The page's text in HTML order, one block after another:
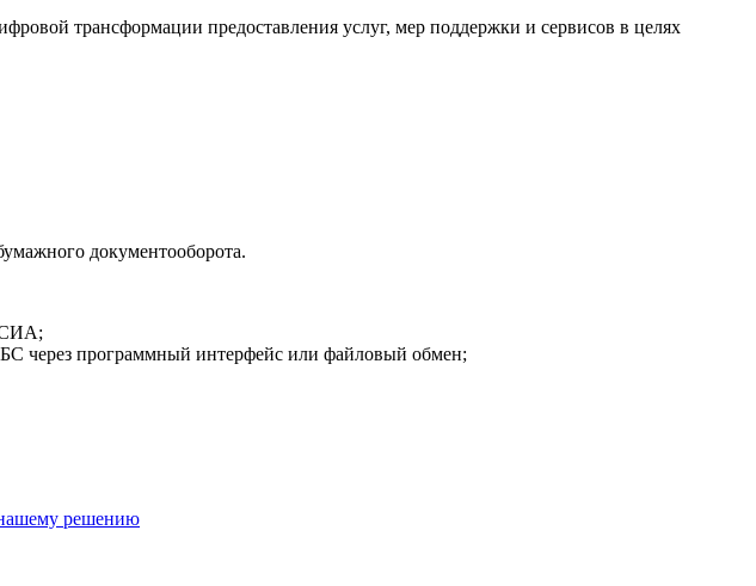
трансформации предоставления услуг, мер поддержки и сервисов в целях
документооборота.
через программный интерфейс или файловый обмен;
решению